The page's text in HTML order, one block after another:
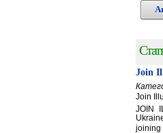
Join
Join
JOIN
joining